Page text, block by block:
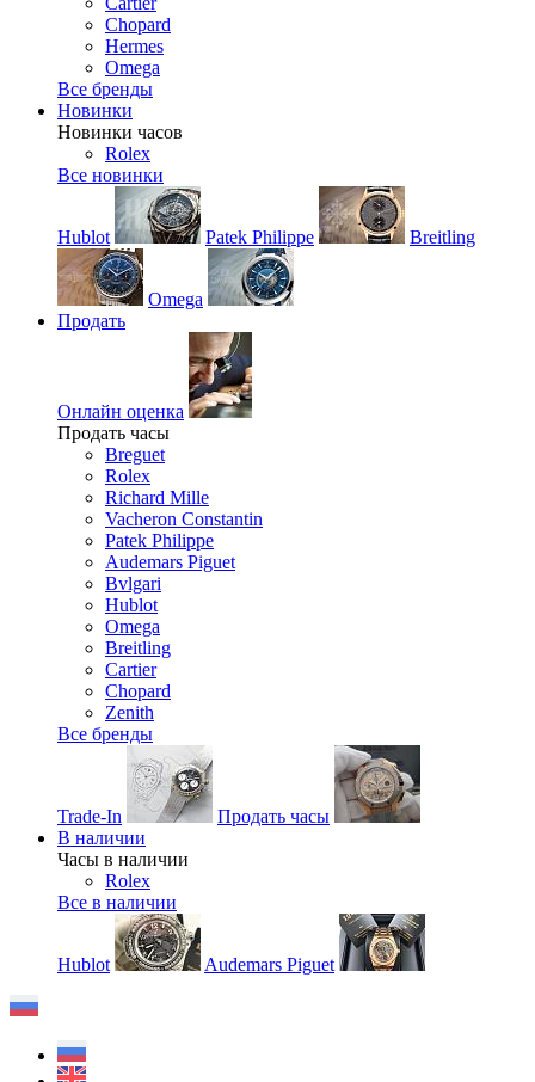
Chopard
Hermes
Omega
Все бренды
Новинки
Новинки часов
Rolex
Все новинки
Hublot Patek Philippe Breitling
Omega
Продать
Онлайн оценка
Продать часы
Breguet
Rolex
Richard Mille
Vacheron Constantin
Patek Philippe
Audemars Piguet
Bvlgari
Hublot
Omega
Breitling
Cartier
Chopard
Zenith
Все бренды
Trade-In
Продать часы
В наличии
Часы в наличии
Rolex
Все в наличии
Hublot Audemars Piguet